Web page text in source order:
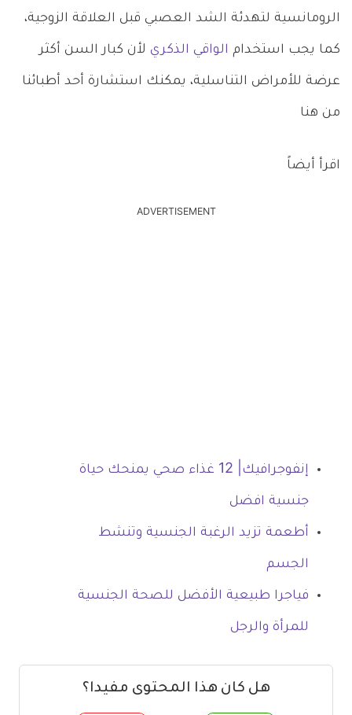
الرومانسية لتهدئة الشد العصبي قبل العلاقة الزوجية،
كما يجب استخدام الواقي الذكري لأن كبار السن أكثر
عرضة للأمراض التناسلية، يمكنك استشارة أحد أطبائنا
من هنا
اقرأ أيضاً
ADVERTISEMENT
إنفوجرافيك| 12 غذاء صحي يمنحك حياة
جنسية افضل
أطعمة تزيد الرغبة الجنسية وتنشط
الجسم
فياجرا طبيعية الأفضل للصحة الجنسية
للمرأة والرجل
هل كان هذا المحتوى مفيدا؟